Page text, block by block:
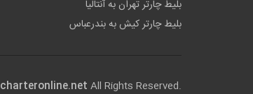
بلیط چارتر تهران به آنتالیا
بلیط چارتر کیش به بندرعباس
charteronline.net All Rights Reserved.